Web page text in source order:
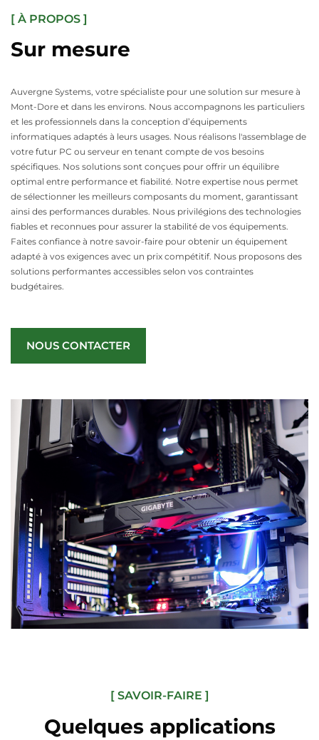
[ À PROPOS ]
Sur mesure
Auvergne Systems, votre spécialiste pour une solution sur mesure à
Mont-Dore et dans les environs. Nous accompagnons les particuliers
et les professionnels dans la conception d’équipements
informatiques adaptés à leurs usages. Nous réalisons l'assemblage de
votre futur PC ou serveur en tenant compte de vos besoins
spécifiques. Nos solutions sont conçues pour offrir un équilibre
optimal entre performance et fiabilité. Notre expertise nous permet
de sélectionner les meilleurs composants du moment, garantissant
ainsi des performances durables. Nous privilégions des technologies
fiables et reconnues pour assurer la stabilité de vos équipements.
Faites confiance à notre savoir-faire pour obtenir un équipement
adapté à vos exigences avec un prix compétitif. Nous proposons des
solutions performantes accessibles selon vos contraintes
budgétaires.
NOUS CONTACTER
[ SAVOIR-FAIRE ]
Quelques applications